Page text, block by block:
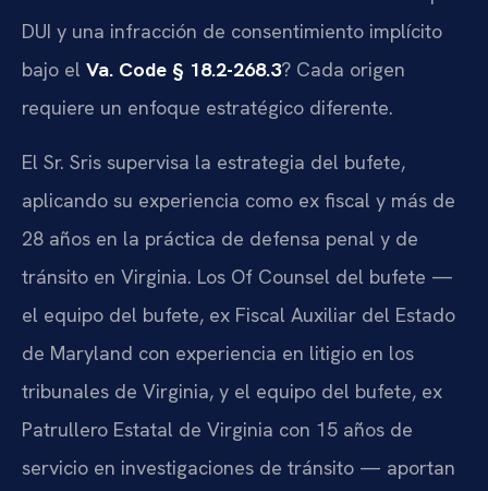
DUI y una infracción de consentimiento implícito
bajo el Va. Code § 18.2-268.3? Cada origen
requiere un enfoque estratégico diferente.
El Sr. Sris supervisa la estrategia del bufete,
aplicando su experiencia como ex fiscal y más de
28 años en la práctica de defensa penal y de
tránsito en Virginia. Los Of Counsel del bufete —
el equipo del bufete, ex Fiscal Auxiliar del Estado
de Maryland con experiencia en litigio en los
tribunales de Virginia, y el equipo del bufete, ex
Patrullero Estatal de Virginia con 15 años de
servicio en investigaciones de tránsito — aportan